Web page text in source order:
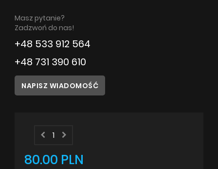
Poradnik
Serwis
Instrukcje
Masz pytanie?
Zadzwoń do nas!
+48 533 912 564
+48 731 390 610
NAPISZ WIADOMOŚĆ
80.00 PLN